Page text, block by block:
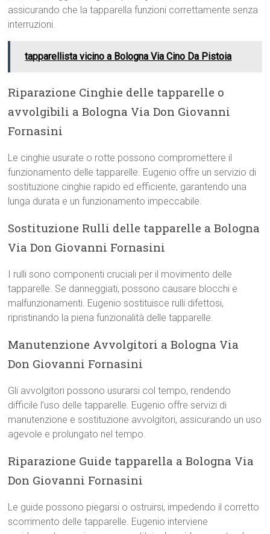
assicurando che la tapparella funzioni correttamente senza
interruzioni.
tapparellista vicino a Bologna Via Cino Da Pistoia
Riparazione Cinghie delle tapparelle o
avvolgibili a Bologna Via Don Giovanni
Fornasini
Le cinghie usurate o rotte possono compromettere il
funzionamento delle tapparelle. Eugenio offre un servizio di
sostituzione cinghie rapido ed efficiente, garantendo una
lunga durata e un funzionamento impeccabile.
Sostituzione Rulli delle tapparelle a Bologna
Via Don Giovanni Fornasini
I rulli sono componenti cruciali per il movimento delle
tapparelle. Se danneggiati, possono causare blocchi e
malfunzionamenti. Eugenio sostituisce rulli difettosi,
ripristinando la piena funzionalità delle tapparelle.
Manutenzione Avvolgitori a Bologna Via
Don Giovanni Fornasini
Gli avvolgitori possono usurarsi col tempo, rendendo
difficile l’uso delle tapparelle. Eugenio offre servizi di
manutenzione e sostituzione avvolgitori, assicurando un uso
agevole e prolungato nel tempo.
Riparazione Guide tapparella a Bologna Via
Don Giovanni Fornasini
Le guide possono piegarsi o ostruirsi, impedendo il corretto
scorrimento delle tapparelle. Eugenio interviene